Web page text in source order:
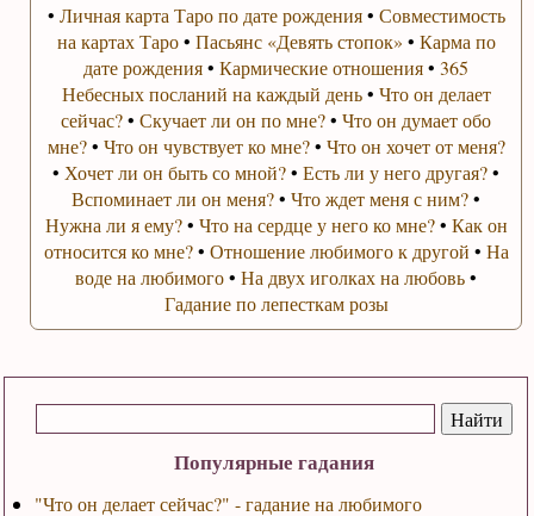
Популярные гадания
"Что он делает сейчас?" - гадание на любимого
• Личная карта Таро по дате рождения• Совместимость
на картах Таро• Пасьянс «Девять стопок» • Карма по
дате рождения•Кармические отношения•365
Небесных посланий на каждый день• Что он делает
сейчас?•Скучает ли он по мне?•Что он думает обо
мне?• Что он чувствует ко мне?• Что он хочет от меня?
• Хочет ли он быть со мной?•Есть ли у него другая?•
Вспоминает ли он меня?•Что ждет меня с ним?•
Нужна ли я ему?• Что на сердце у него ко мне?• Как он
относится ко мне?• Отношение любимого к другой • На
воде на любимого•На двух иголках на любовь•
Гадание по лепесткам розы